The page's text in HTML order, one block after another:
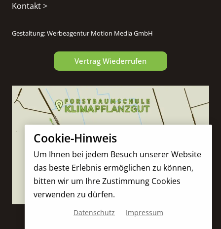
Kontakt >
Gestaltung:Werbeagentur Motion Media GmbH
Vertrag Wiederrufen
Cookie-Hinweis
Um Ihnen bei jedem Besuch unserer Website
das beste Erlebnis ermöglichen zu können,
bitten wir um Ihre Zustimmung Cookies
verwenden zu dürfen.
Datenschutz Impressum